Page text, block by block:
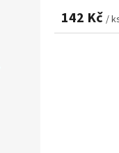
142 Kč /